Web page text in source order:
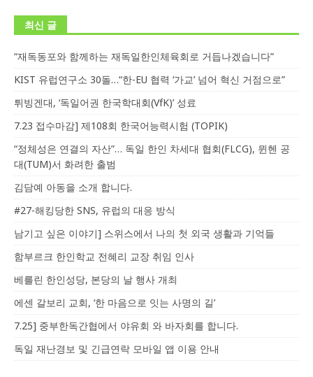
최신 글
“재독동포와 함께하는 재독일한인체육회로 거듭나겠습니다”
KIST 유럽연구소 30돌…“한-EU 협력 ‘가교’ 넘어 혁신 거점으로”
튀빙겐대, ‘독일어권 한국학대회(VfK)’ 성료
7.23 접수마감] 제108회 한국어능력시험 (TOPIK)
“정체성은 연결의 자산”… 독일 한인 차세대 협회(FLCG), 뮌헨 공
대(TUM)서 화려한 출범
김담예 아동을 소개 합니다.
#27-해킹당한 SNS, 유럽의 대응 방식
남기고 싶은 이야기] 스위스에서 나의 첫 외국 생활과 기억들
함부르크 한인학교 전혜리 교장 취임 인사
베를린 한인성당, 본당의 날 행사 개최
에센 갈보리 교회, ‘한 마음으로 잇는 사명의 길’
7.25] 중부한독간협에서 야유회 와 바자회를 합니다.
독일 재난경보 및 긴급연락 모바일 앱 이용 안내